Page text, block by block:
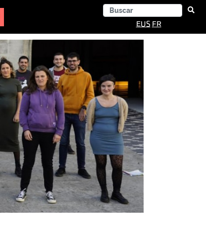
EUS FR